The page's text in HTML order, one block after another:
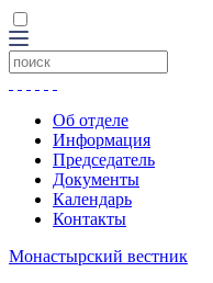
Об отделе
Информация
Председатель
Документы
Календарь
Контакты
Монастырский вестник